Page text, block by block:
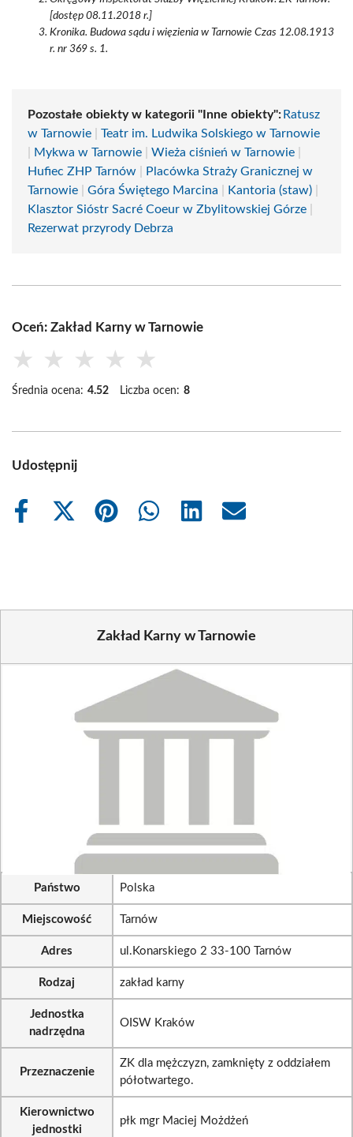
[dostęp 08.11.2018 r.]
Kronika. Budowa sądu i więzienia w Tarnowie Czas 12.08.1913
r. nr 369 s. 1.
Pozostałe obiekty w kategorii "Inne obiekty": Ratusz
w Tarnowie
Teatr im. Ludwika Solskiego w Tarnowie
Mykwa w Tarnowie Wieża ciśnień w Tarnowie
Hufiec ZHP Tarnów
Placówka Straży Granicznej w
Tarnowie
Góra Świętego Marcina Kantoria (staw)
Klasztor Sióstr Sacré Coeur w Zbylitowskiej Górze
Rezerwat przyrody Debrza
Oceń: Zakład Karny w Tarnowie
★ ★ ★ ★ ★
Średnia ocena: 4.52 Liczba ocen: 8
Udostępnij
Share
Share
Share
Share
Share
Share
Zakład Karny w Tarnowie
Państwo Polska
Miejscowość Tarnów
Adres ul.Konarskiego 2 33-100 Tarnów
Rodzaj zakład karny
Jednostka
nadrzędna
OISW Kraków
Przeznaczenie
ZK dla mężczyzn, zamknięty z oddziałem
półotwartego.
Kierownictwo
jednostki
płk mgr Maciej Możdżeń